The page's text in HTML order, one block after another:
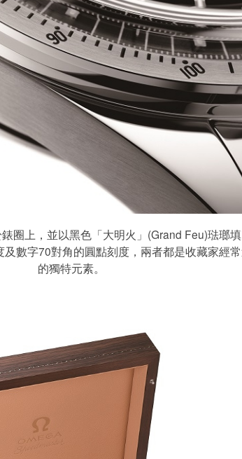
圈上，並以黑色「大明火」(Grand Feu)琺瑯
及數字70對角的圓點刻度，兩者都是收藏家經
的獨特元素。